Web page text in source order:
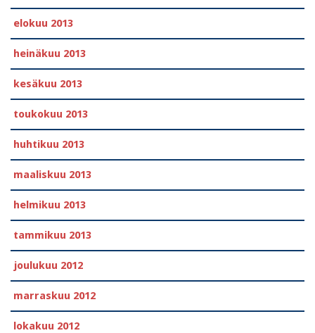
elokuu 2013
heinäkuu 2013
kesäkuu 2013
toukokuu 2013
huhtikuu 2013
maaliskuu 2013
helmikuu 2013
tammikuu 2013
joulukuu 2012
marraskuu 2012
lokakuu 2012